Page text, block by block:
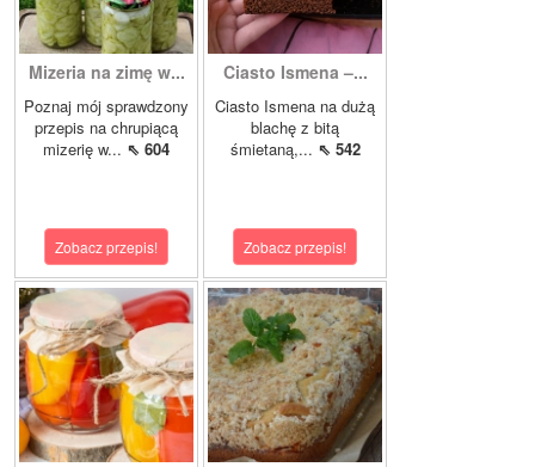
Mizeria na zimę w...
Poznaj mój sprawdzony
przepis na chrupiącą
mizerię w... ⇖ 604
Zobacz przepis!
Ciasto Ismena –...
Ciasto Ismena na dużą
blachę z bitą
śmietaną,... ⇖ 542
Zobacz przepis!